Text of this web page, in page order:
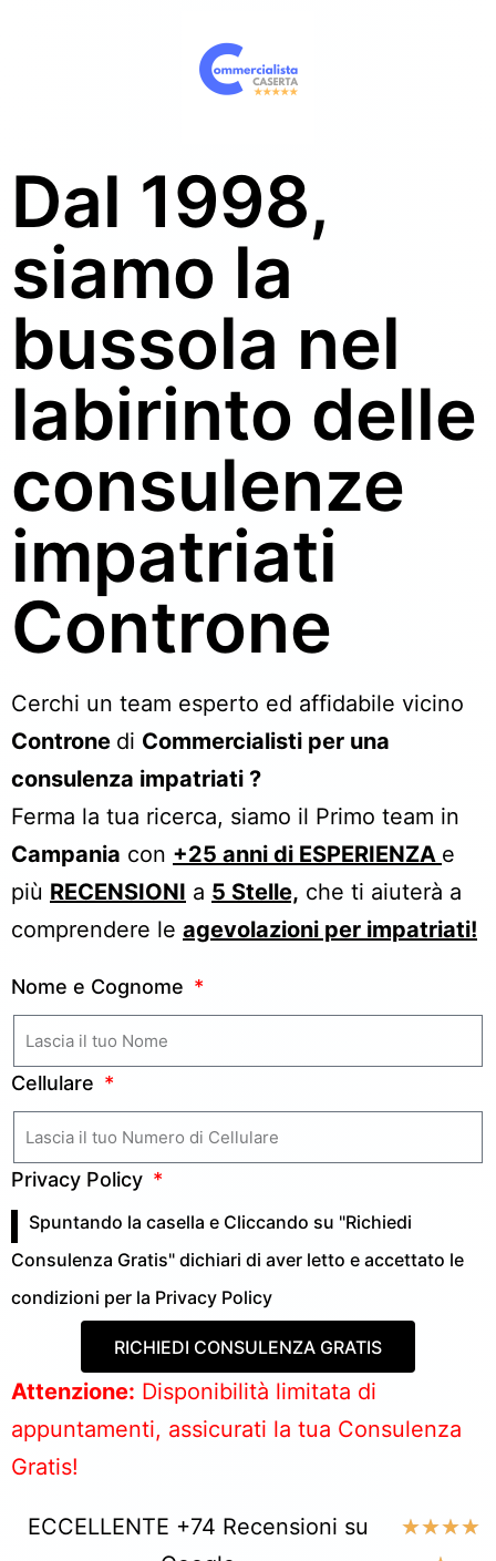
Dal 1998,
siamo la
bussola nel
labirinto delle
consulenze
impatriati
Controne
Cerchi un team esperto ed affidabile vicino
Controne di Commercialisti per una
consulenza impatriati ?
Ferma la tua ricerca, siamo il Primo team in
Campania con +25 anni di ESPERIENZA e
più RECENSIONI a 5 Stelle, che ti aiuterà a
comprendere le agevolazioni per impatriati!
Nome e Cognome
Cellulare
Privacy Policy
Spuntando la casella e Cliccando su "Richiedi
Consulenza Gratis" dichiari di aver letto e accettato le
condizioni per la Privacy Policy
RICHIEDI CONSULENZA GRATIS
Attenzione: Disponibilità limitata di
appuntamenti, assicurati la tua Consulenza
Gratis!
ECCELLENTE +74 Recensioni su
★★★★